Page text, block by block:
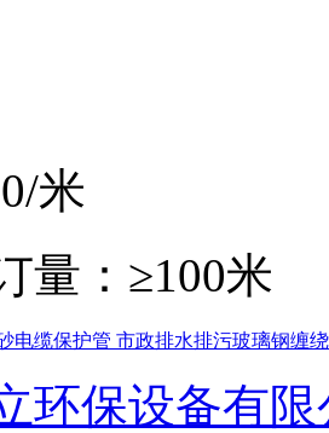
/米
量： ≥100米
电缆保护管 市政排水排污玻璃钢缠
环保设备有限